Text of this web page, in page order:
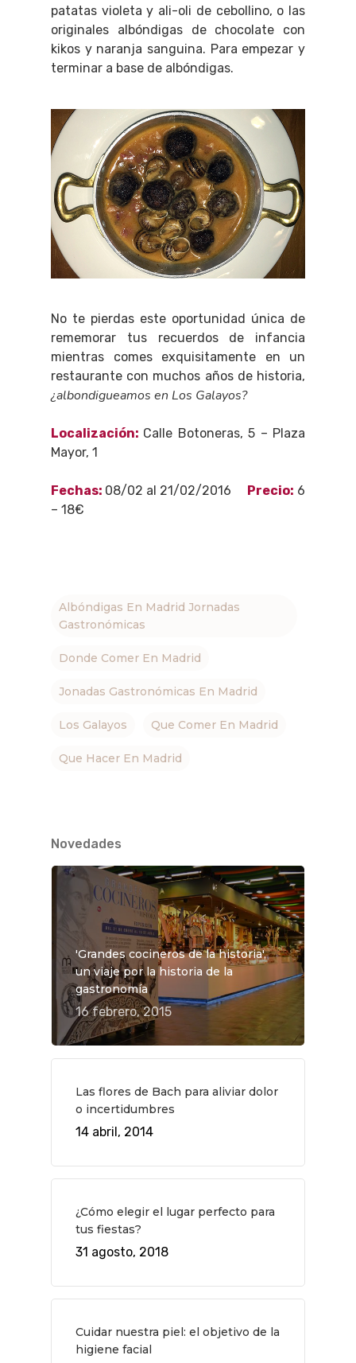
patatas violeta y ali-oli de cebollino, o las
originales albóndigas de chocolate con
kikos y naranja sanguina. Para empezar y
terminar a base de albóndigas.
No te pierdas este oportunidad única de
rememorar tus recuerdos de infancia
mientras comes exquisitamente en un
restaurante con muchos años de historia,
¿albondigueamos en Los Galayos?
Localización: Calle Botoneras, 5 – Plaza
Mayor, 1
Fechas: 08/02 al 21/02/2016 Precio: 6
– 18€
Albóndigas En Madrid Jornadas
Gastronómicas
Donde Comer En Madrid
Jonadas Gastronómicas En Madrid
Los Galayos Que Comer En Madrid
Que Hacer En Madrid
Novedades
'Grandes cocineros de la historia',
un viaje por la historia de la
gastronomía
16 febrero, 2015
Las flores de Bach para aliviar dolor
o incertidumbres
14 abril, 2014
¿Cómo elegir el lugar perfecto para
tus fiestas?
31 agosto, 2018
Cuidar nuestra piel: el objetivo de la
higiene facial